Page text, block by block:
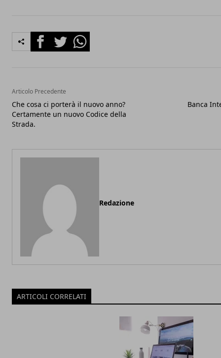
FacebookTwitterWhatsapp
Articolo Precedente
Che cosa ci porterà il nuovo anno?
Certamente un nuovo Codice della
Strada.
Banca
Redazione
ARTICOLI CORRELATI